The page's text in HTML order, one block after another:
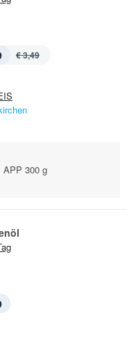
€ 3,49
APP 300 g